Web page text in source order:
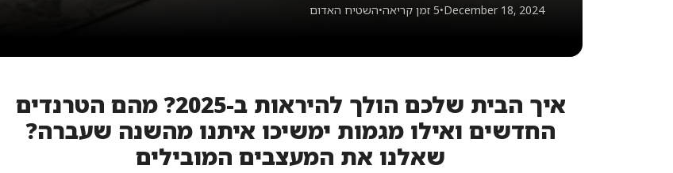
December 18, 2024
•5 זמן קריאה •השטיח האדום
איך הבית שלכם הולך להיראות ב-2025? מהם הטרנדים
החדשים ואילו מגמות ימשיכו איתנו מהשנה שעברה?
שאלנו את המעצבים המובילים